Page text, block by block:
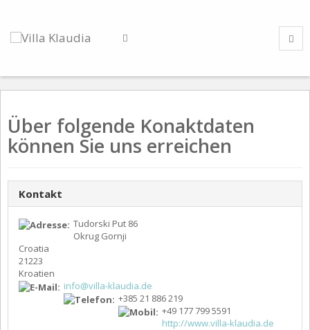
Über folgende Konaktdaten
können Sie uns erreichen
Kontakt
Tudorski Put 86
Okrug Gornji
Croatia
21223
Kroatien
info@villa-klaudia.de
+385 21 886 219
+49 177 799 5591
http://www.villa-klaudia.de